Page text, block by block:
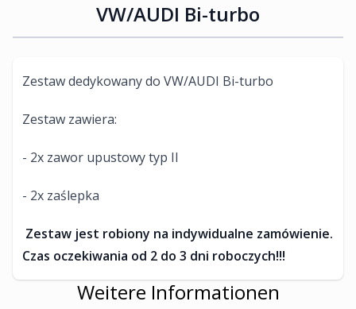
VW/AUDI Bi-turbo
Zestaw dedykowany do VW/AUDI Bi-turbo
Zestaw zawiera:
- 2x zawor upustowy typ II
- 2x zaślepka
Zestaw jest robiony na indywidualne zamówienie.
Czas oczekiwania od 2 do 3 dni roboczych!!!
Weitere Informationen